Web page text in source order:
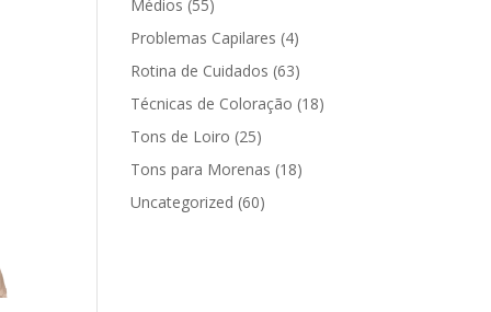
Médios (55)
Problemas Capilares (4)
Rotina de Cuidados (63)
Técnicas de Coloração (18)
Tons de Loiro (25)
Tons para Morenas (18)
Uncategorized (60)